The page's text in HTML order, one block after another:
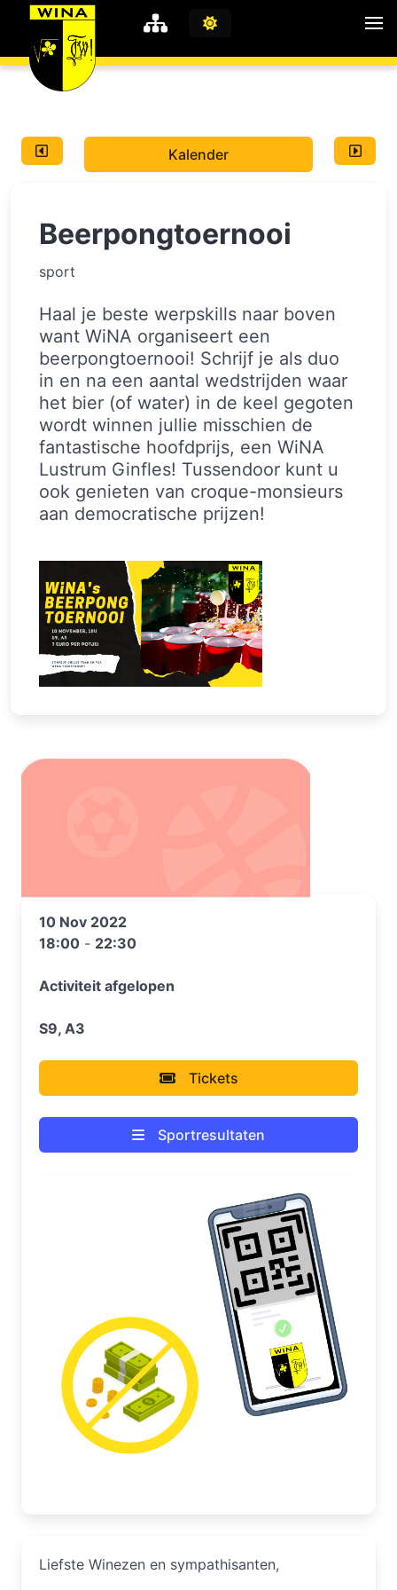
WiNA MyWiNA
Shop
Kalender
Beerpongtoernooi
sport
Haal je beste werpskills naar boven
want WiNA organiseert een
beerpongtoernooi! Schrijf je als duo
in en na een aantal wedstrijden waar
het bier (of water) in de keel gegoten
wordt winnen jullie misschien de
fantastische hoofdprijs, een WiNA
Lustrum Ginfles! Tussendoor kunt u
ook genieten van croque-monsieurs
aan democratische prijzen!
10 Nov 2022
18:00 - 22:30
Activiteit afgelopen
S9, A3
Tickets
Sportresultaten
Liefste Winezen en sympathisanten,